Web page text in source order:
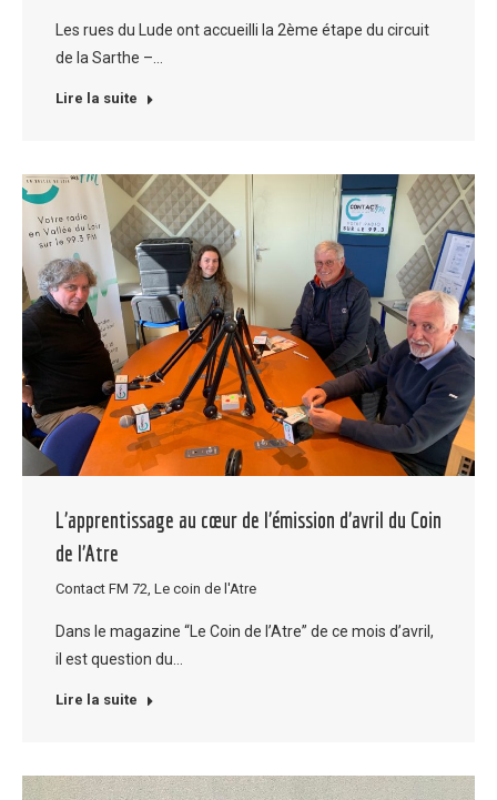
Les rues du Lude ont accueilli la 2ème étape du circuit
de la Sarthe –…
Lire la suite
L’apprentissage au cœur de l’émission d’avril du Coin
de l’Atre
Contact FM 72, Le coin de l'Atre
Dans le magazine “Le Coin de l’Atre” de ce mois d’avril,
il est question du…
Lire la suite